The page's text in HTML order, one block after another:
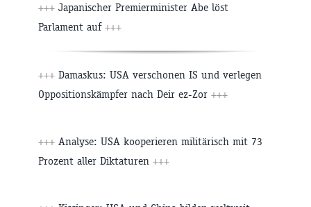
+++ Japanischer Premierminister Abe löst
Parlament auf +++
+++ Damaskus: USA verschonen IS und verlegen
Oppositionskämpfer nach Deir ez-Zor +++
+++ Analyse: USA kooperieren militärisch mit 73
Prozent aller Diktaturen +++